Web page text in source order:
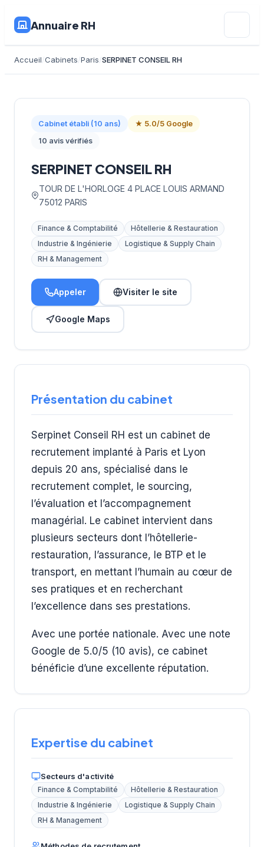
Annuaire RH
Accueil Cabinets Paris SERPINET CONSEIL RH
Cabinet établi (10 ans)
★ 5.0/5 Google
10 avis vérifiés
SERPINET CONSEIL RH
TOUR DE L'HORLOGE 4 PLACE LOUIS ARMAND
75012 PARIS
Finance & Comptabilité
Hôtellerie & Restauration
Industrie & Ingénierie
Logistique & Supply Chain
RH & Management
Appeler Visiter le site
Google Maps
Présentation du cabinet
Serpinet Conseil RH est un cabinet de
recrutement implanté à Paris et Lyon
depuis 20 ans, spécialisé dans le
recrutement complet, le sourcing,
l’évaluation et l’accompagnement
managérial. Le cabinet intervient dans
plusieurs secteurs dont l’hôtellerie-
restauration, l’assurance, le BTP et le
transport, en mettant l’humain au cœur de
ses pratiques et en recherchant
l’excellence dans ses prestations.
Avec une portée nationale. Avec une note
Google de 5.0/5 (10 avis), ce cabinet
bénéficie d’une excellente réputation.
Expertise du cabinet
Secteurs d'activité
Finance & Comptabilité
Hôtellerie & Restauration
Industrie & Ingénierie
Logistique & Supply Chain
RH & Management